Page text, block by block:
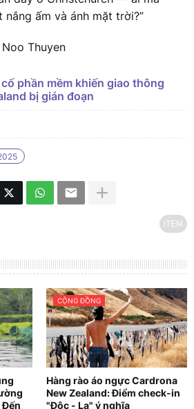
ấm và ánh mặt trời?”
Noo Thuyen
phần mềm khiến giao thông
bị gián đoạn
iTEM
Đến
CỘNG ĐỒNG
Hàng rào áo ngực Cardrona
New Zealand: Điểm check-in
"Độc - Lạ" ý nghĩa